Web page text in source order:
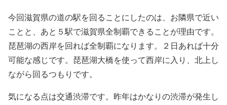
今回滋賀県の道の駅を回ることにしたのは、お隣県で近い
ことと、あと５駅で滋賀県全制覇できることが理由です。
琵琶湖の西岸を回れば全制覇になります。２日あれば十分
可能な感じです。琵琶湖大橋を使って西岸に入り、北上し
ながら回るつもりです。
気になる点は交通渋滞です。昨年はかなりの渋滞が発生し